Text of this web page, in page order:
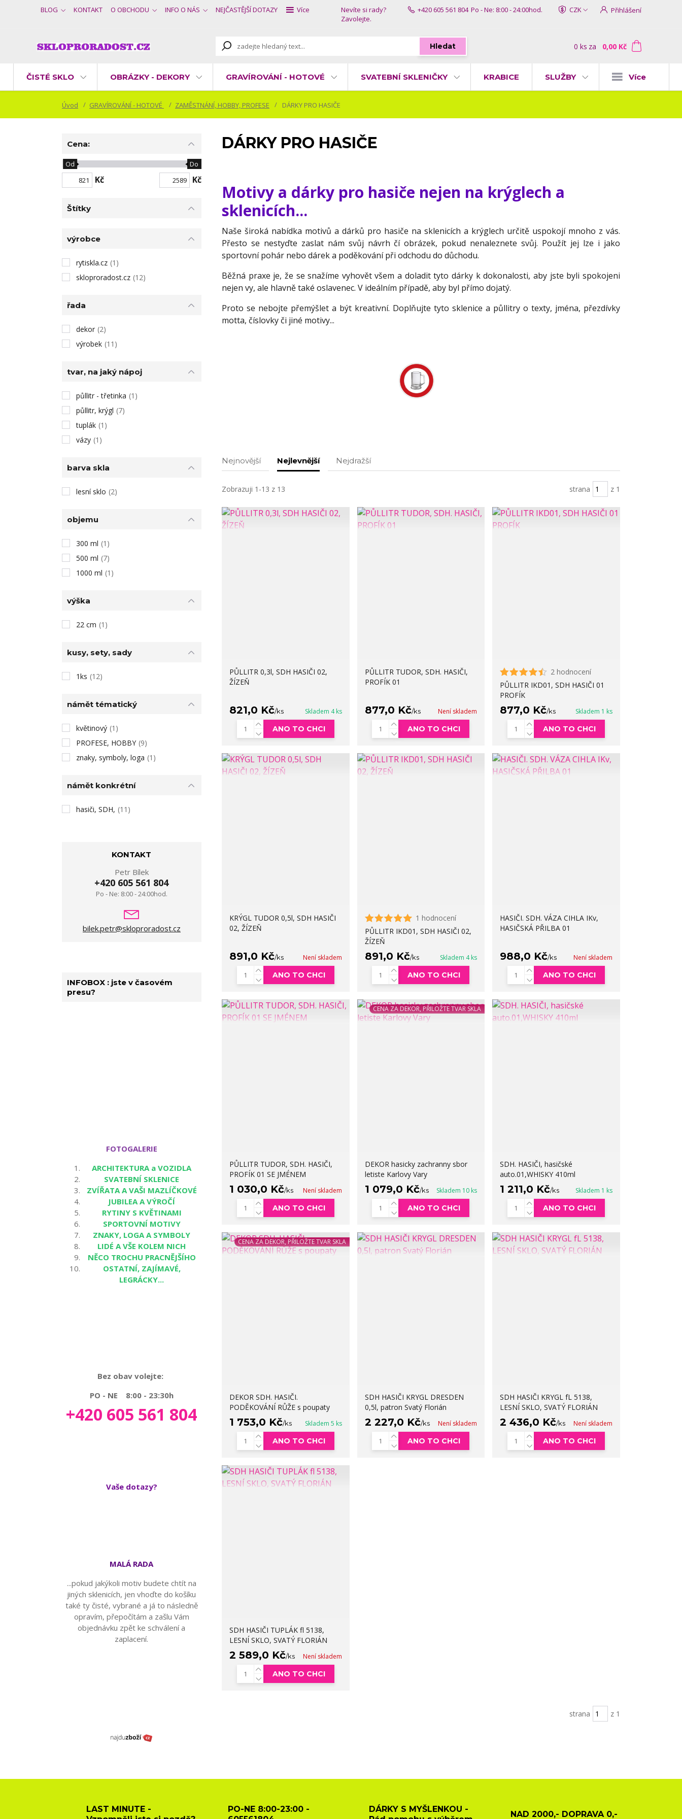
BLOG KONTAKT O OBCHODU INFO O NÁS NEJČASTĚJŠÍ DOTAZY Více CZK Přihlášení
Hledat
Nevíte si rady?
Zavolejte.
+420 605 561 804 Po - Ne: 8:00 - 24:00hod.
0 ks za 0,00 Kč
ČISTÉ SKLO OBRÁZKY - DEKORY GRAVÍROVÁNÍ - HOTOVÉ SVATEBNÍ SKLENIČKY KRABICE SLUŽBY Více
Úvod GRAVÍROVÁNÍ - HOTOVÉ ZAMĚSTNÁNÍ, HOBBY, PROFESE DÁRKY PRO HASIČE
DÁRKY PRO HASIČE
Motivy a dárky pro hasiče nejen na krýglech a
sklenicích...
Naše široká nabídka motivů a dárků pro hasiče na sklenicích a krýglech určitě uspokojí mnoho z vás.
Přesto se nestyďte zaslat nám svůj návrh čí obrázek, pokud nenaleznete svůj. Použít jej lze i jako
sportovní pohár nebo dárek a poděkování při odchodu do důchodu.
Běžná praxe je, že se snažíme vyhovět všem a doladit tyto dárky k dokonalosti, aby jste byli spokojeni
nejen vy, ale hlavně také oslavenec. V ideálním případě, aby byl přímo dojatý.
Proto se nebojte přemýšlet a být kreativní. Doplňujte tyto sklenice a půllitry o texty, jména, přezdívky
motta, číslovky či jiné motivy...
Nejnovější Nejlevnější Nejdražší
Zobrazuji 1-13 z 13 strana z 1
PŮLLITR 0,3l, SDH HASIČI 02,
ŽÍZEŇ
821,0 Kč/ks Skladem 4 ks
ANO TO CHCI
PŮLLITR TUDOR, SDH. HASIČI,
PROFÍK 01
877,0 Kč/ks Není skladem
ANO TO CHCI
2 hodnocení
PŮLLITR IKD01, SDH HASIČI 01
PROFÍK
877,0 Kč/ks Skladem 1 ks
ANO TO CHCI
KRÝGL TUDOR 0,5l, SDH HASIČI
02, ŽÍZEŇ
891,0 Kč/ks Není skladem
ANO TO CHCI
1 hodnocení
PŮLLITR IKD01, SDH HASIČI 02,
ŽÍZEŇ
891,0 Kč/ks Skladem 4 ks
ANO TO CHCI
HASIČI. SDH. VÁZA CIHLA IKv,
HASIČSKÁ PŘILBA 01
988,0 Kč/ks Není skladem
ANO TO CHCI
PŮLLITR TUDOR, SDH. HASIČI,
PROFÍK 01 SE JMÉNEM
1 030,0 Kč/ks Není skladem
ANO TO CHCI
CENA ZA DEKOR, PŘILOŽTE TVAR SKLA
DEKOR hasicky zachranny sbor
letiste Karlovy Vary
1 079,0 Kč/ks Skladem 10 ks
ANO TO CHCI
SDH. HASIČI, hasičské
auto.01,WHISKY 410ml
1 211,0 Kč/ks Skladem 1 ks
ANO TO CHCI
CENA ZA DEKOR, PŘILOŽTE TVAR SKLA
DEKOR SDH. HASIČI.
PODĚKOVÁNÍ RŮŽE s poupaty
1 753,0 Kč/ks Skladem 5 ks
ANO TO CHCI
SDH HASIČI KRYGL DRESDEN
0,5l, patron Svatý Florián
2 227,0 Kč/ks Není skladem
ANO TO CHCI
SDH HASIČI KRYGL fL 5138,
LESNÍ SKLO, SVATÝ FLORIÁN
2 436,0 Kč/ks Není skladem
ANO TO CHCI
SDH HASIČI TUPLÁK fl 5138,
LESNÍ SKLO, SVATÝ FLORIÁN
2 589,0 Kč/ks Není skladem
ANO TO CHCI
strana z 1
Cena:
Kč
Od Do
Kč
Štítky
výrobce
rytiskla.cz (1)
skloproradost.cz (12)
řada
dekor (2)
výrobek (11)
tvar, na jaký nápoj
půllitr - třetinka (1)
půllitr, krýgl (7)
tuplák (1)
vázy (1)
barva skla
lesní sklo (2)
objemu
300 ml (1)
500 ml (7)
1000 ml (1)
výška
22 cm (1)
kusy, sety, sady
1ks (12)
námět tématický
květinový (1)
PROFESE, HOBBY (9)
znaky, symboly, loga (1)
námět konkrétní
hasiči, SDH, (11)
KONTAKT
Petr Bílek
+420 605 561 804
Po - Ne: 8:00 - 24:00hod.
bilek.petr@skloproradost.cz
INFOBOX : jste v časovém
presu?
FOTOGALERIE
ARCHITEKTURA a VOZIDLA
SVATEBNÍ SKLENICE
ZVÍŘATA A VAŠI MAZLÍČKOVÉ
JUBILEA A VÝROČÍ
RYTINY S KVĚTINAMI
SPORTOVNÍ MOTIVY
ZNAKY, LOGA A SYMBOLY
LIDÉ A VŠE KOLEM NICH
NĚCO TROCHU PRACNĚJŠÍHO
OSTATNÍ, ZAJÍMAVÉ,
LEGRÁCKY...
Bez obav volejte:
PO - NE 8:00 - 23:30h
+420 605 561 804
Vaše dotazy?
MALÁ RADA
...pokud jakýkoli motiv budete chtít na
jiných sklenicích, jen vhoďte do košíku
také ty čisté, vybrané a já to následně
opravím, přepočítám a zašlu Vám
objednávku zpět ke schválení a
zaplacení.
LAST MINUTE -
PO-NE 8:00-23:00 -
DÁRKY S MYŠLENKOU -
NAD 2000,- DOPRAVA 0,-